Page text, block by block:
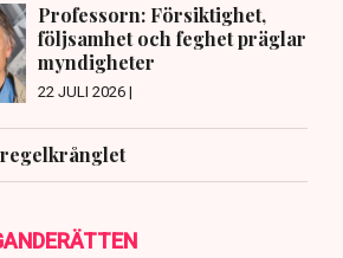
Professorn: Försiktighet,
följsamhet och feghet präglar
myndigheter
22 JULI 2026 |